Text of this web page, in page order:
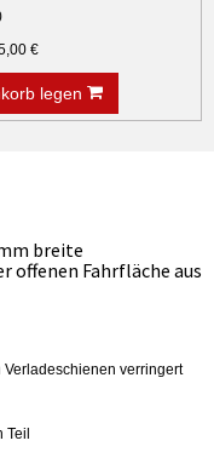
€
legen
breite
offenen Fahrfläche aus
verringert